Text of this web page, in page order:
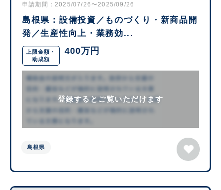
申請期間：2025/07/26〜2025/09/26
島根県：設備投資／ものづくり・新商品開
発／生産性向上・業務効...
上限金額・
助成額
400万円
登録するとご覧いただけます
島根県